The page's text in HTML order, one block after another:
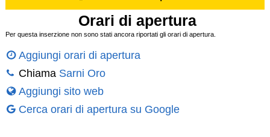
Orari di apertura
Per questa inserzione non sono stati ancora riportati gli orari di apertura.
Aggiungi orari di apertura
Chiama Sarni Oro
Aggiungi sito web
Cerca orari di apertura su Google